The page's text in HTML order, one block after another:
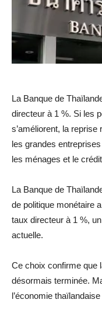
La Banque de
directeur à 1 %. Si les
s’améliorent, la
les grandes
les ménages et le
La Banque de
de politique monétaire
taux directeur à 1 %,
actuelle.
Ce choix confirme que
désormais terminée.
l’économie